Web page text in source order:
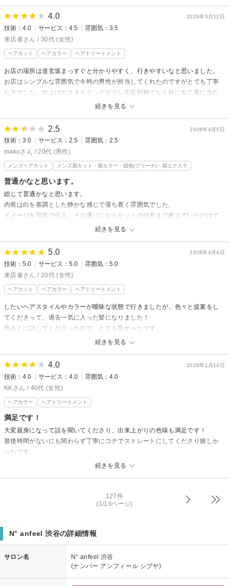
2026年5月12日
4.0
技術：4.0 サービス：4.5
雰囲気：3.5
来店者さん / 30代 (女性)
ヘアカット ヘアカラー ヘアトリートメント
続きを見る
お店の場所は道玄坂まっすぐと分かりやすく、行きやすいなと思いました。
お店はシンプルな雰囲気で今時の男性が担当してくれたのですがとても丁寧
な方でした。仕上げのスタイリングが少し左右対称でなく外に出て風に当た
ったらすぐ取れてしまったのが残念でしたがセットサロンではないのでまた
2026年4月5日
2.5
技術：3.0 サービス：2.5
雰囲気：2.5
makoさん / 20代 (男性)
メンズヘアカット メンズ眉カット・眉カラー・脱色(ブリーチ)・眉エクステ
普通かなと思います。
続きを見る
総じて普通かなと思います。
内装は白を基調とした静かな感じで落ち着く雰囲気でした。
イメージを写真で伝え、その通りになりセットの仕方まで教えていただけて
N° anfeel 渋谷からの返信
mako様
この度はご来店いただき、誠にありがとうございました。
店内の雰囲気や仕上がり、スタイリング方法についてご満足いただけたと
お写真でイメージを共有いただけたことで、よりご希望に近づけることが
でき何よりです。
い。
またのご来店を心よりお待ちしております。
N° anfeel 渋谷
担当：平岡 紫穏
2026年4月4日
5.0
技術：5.0 サービス：5.0
雰囲気：5.0
来店者さん / 20代 (女性)
ヘアカット ヘアカラー ヘアトリートメント
続きを見る
したいヘアスタイルやカラーが曖昧な状態で行きましたが、色々と提案をし
てくださって、過去一気に入った髪になりました！
気さくに話してくださったので、とても良かったです。
来店者さん様
この度はご来店いただき、誠にありがとうございました。
また、とても嬉しい口コミをありがとうございます！
ヘアスタイルやカラーを一緒にご相談させていただき、「過去一気に入っ
た」と感じていただけたこと、大変嬉しく思います。
施術中のお時間もリラックスしてお過ごしいただけたようで何よりです。
これからもご満足いただけるご提案と仕上がりをお届けできるよう努めて
まいります。
またのご来店を心よりお待ちしております。
担当：星野 六三四
2026年1月14日
4.0
技術：4.0 サービス：4.0
雰囲気：4.0
KKさん / 40代 (女性)
ヘアカラー ヘアトリートメント
満足です！
続きを見る
大変親身になって話を聞いてくださり、出来上がりの色味も満足です！
最後時間がないにも関わらず丁寧にコテでストレートにしてくださり嬉しか
ったです。
私の傷んだ髪でもちゃんとやればここまで輝きが戻るんだと感動しました。
この度はご来店いただき、誠にありがとうございました。
仕上がりの色味にご満足いただけたとのこと、また「満足です！」という
お言葉をいただけて大変嬉しく思います。
お時間が限られている中でも、仕上げまで喜んでいただけて何よりです。
127件
(1/13ページ)
N° anfeel 渋谷の詳細情報
サロン名
N° anfeel 渋谷
(ナンバー アンフィール シブヤ)